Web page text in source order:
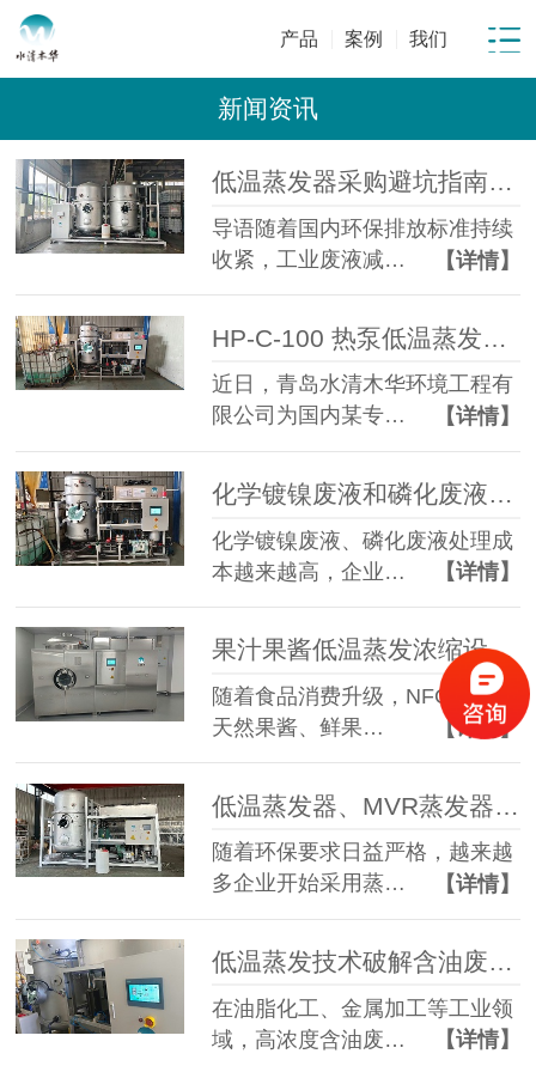
产品 案例 我们
新闻资讯
低温蒸发器采购避坑指南：工业废水蒸发设备选型10大坑
导语随着国内环保排放标准持续
收紧，工业废液减…
【详情】
近日，青岛水清木华环境工程有
限公司为国内某专…
【详情】
化学镀镍废液和磷化废液如何降低危废处置成本？2 吨/天低温蒸发案例年节省超100万
化学镀镍废液、磷化废液处理成
本越来越高，企业…
【详情】
果汁果酱低温蒸发浓缩设备选型指南：六大核心因素全面解析
随着食品消费升级，NFC果汁、
天然果酱、鲜果…
【详情】
随着环保要求日益严格，越来越
多企业开始采用蒸…
【详情】
低温蒸发技术破解含油废水治理难题 实现 85% 废液减量与产水全回用
在油脂化工、金属加工等工业领
域，高浓度含油废…
【详情】